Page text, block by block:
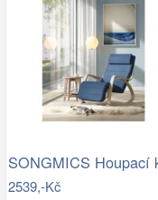
2539,-Kč